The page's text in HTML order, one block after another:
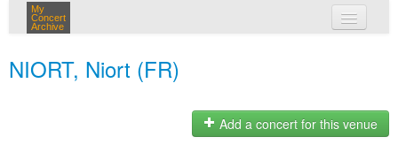
My
Concert
Archive
NIORT, Niort (FR)
Add a concert for this venue